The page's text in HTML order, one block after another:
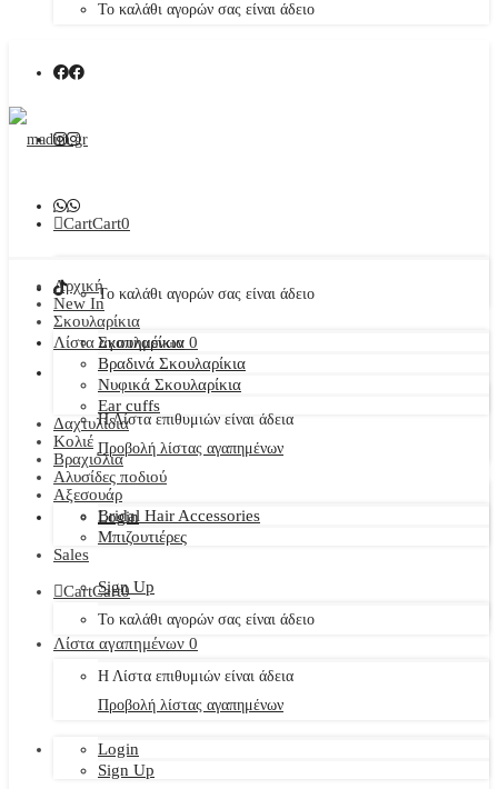
Το καλάθι αγορών σας είναι άδειο
CartCart0
Το καλάθι αγορών σας είναι άδειο
Λίστα αγαπημένων 0
Η Λίστα επιθυμιών είναι άδεια
Προβολή λίστας αγαπημένων
Login
Sign Up
Αρχική
New In
Σκουλαρίκια
Σκουλαρίκια
Βραδινά Σκουλαρίκια
Νυφικά Σκουλαρίκια
Ear cuffs
Δαχτυλίδια
Κολιέ
Βραχιόλια
Αλυσίδες ποδιού
Αξεσουάρ
Bridal Hair Accessories
Μπιζουτιέρες
Sales
CartCart0
Το καλάθι αγορών σας είναι άδειο
Λίστα αγαπημένων 0
Η Λίστα επιθυμιών είναι άδεια
Προβολή λίστας αγαπημένων
Login
Sign Up